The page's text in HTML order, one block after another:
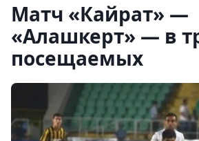
Матч «Кайрат» —
«Алашкерт» — в
посещаемых